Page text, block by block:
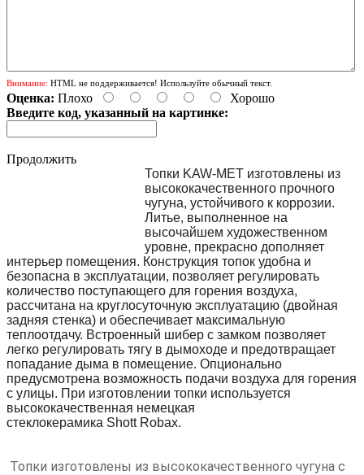
Внимание: HTML не поддерживается! Используйте обычный текст.
Оценка: Плохо
Хорошо
Введите код, указанный на картинке:
Продолжить
Топки KAW-MET изготовлены из
высококачественного прочного
чугуна, устойчивого к коррозии.
Литье, выполненное на
высочайшем художественном
уровне, прекрасно дополняет
интерьер помещения. Конструкция топок удобна и
безопасна в эксплуатации, позволяет регулировать
количество поступающего для горения воздуха,
рассчитана на круглосуточную эксплуатацию (двойная
задняя стенка) и обеспечивает максимальную
теплоотдачу. Встроенный шибер с замком позволяет
легко регулировать тягу в дымоходе и предотвращает
попадание дыма в помещение. Опционально
предусмотрена возможность подачи воздуха для горения
с улицы. При изготовлении топки используется
высококачественная немецкая
стеклокерамика Shott Robax.
Топки изготовлены из высококачественного чугуна с